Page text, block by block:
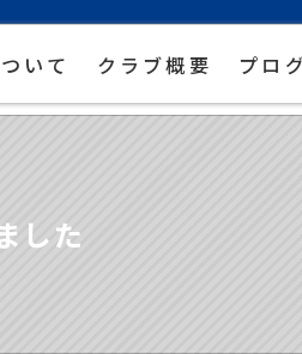
いて クラブ概要 プロ
した